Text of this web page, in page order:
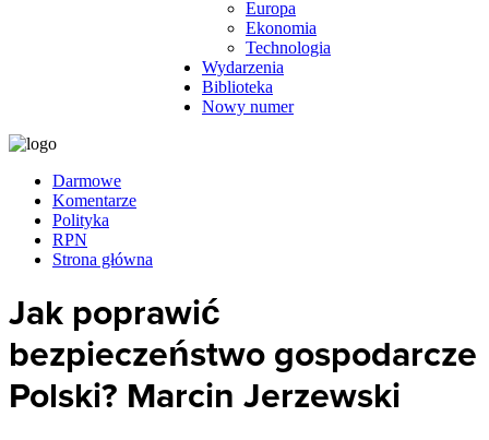
Europa
Ekonomia
Technologia
Wydarzenia
Biblioteka
Nowy numer
Darmowe
Komentarze
Polityka
RPN
Strona główna
Jak poprawić
bezpieczeństwo gospodarcze
Polski? Marcin Jerzewski